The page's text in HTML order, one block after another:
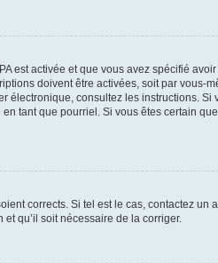
est activée et que vous avez spécifié
doivent être activées, soit par vous-
consultez les instructions.
tant que pourriel. Si vous êtes certain
corrects. Si tel est le cas, contactez
qu’il soit nécessaire de la corriger.